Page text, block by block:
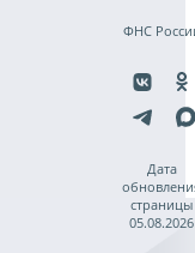
ФНС
Дата
страницы
05.08.2026